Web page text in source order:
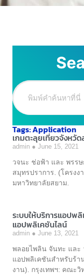
Tags: Application
เกมตะลุยเที่ยวจังหวั
admin June 15, 2021
วจนะ ช่อฟ้า และ พรรษ
สมุทรปราการ. (โครง
มหาวิทยาลัยสยาม.
ระบบให้บริการแอปพ
แอปพลิเคชันไลน์
admin June 13, 2021
พลอยไพลิน จันทะ และ
แอปพลิเคชันสำหรับร้า
งาน). กรุงเทพฯ: คณะวิ